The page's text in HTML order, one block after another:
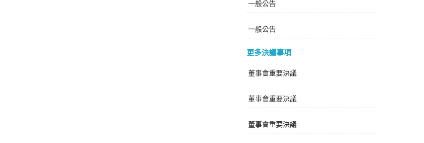
一般公告
一般公告
更多決議事項
董事會重要決議
董事會重要決議
董事會重要決議